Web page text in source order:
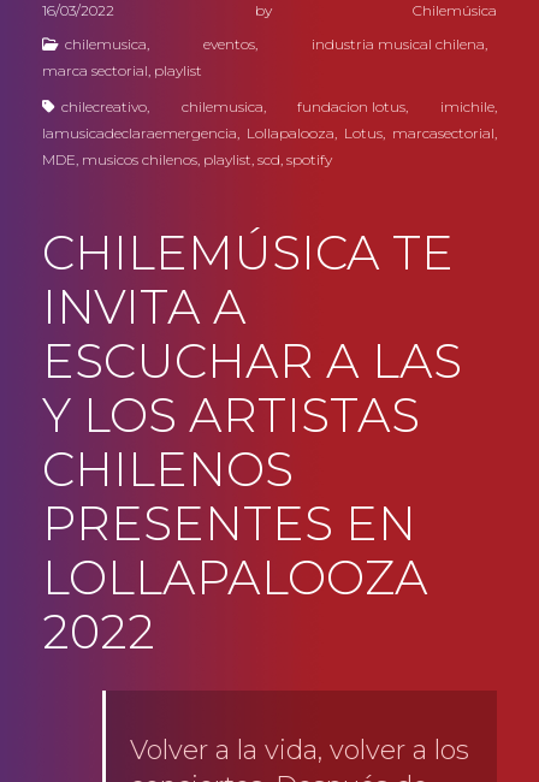
16/03/2022 by Chilemúsica
chilemusica, eventos, industria musical chilena,
marca sectorial, playlist
chilecreativo, chilemusica,fundacion lotus, imichile,
lamusicadeclaraemergencia, Lollapalooza, Lotus, marcasectorial,
MDE, musicos chilenos, playlist, scd, spotify
CHILEMÚSICA TE
INVITA A
ESCUCHAR A LAS
Y LOS ARTISTAS
CHILENOS
PRESENTES EN
LOLLAPALOOZA
2022
Volver a la vida, volver a los